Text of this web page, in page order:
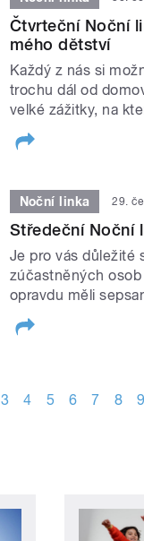
Čtvrteční Noční
mého dětství
Každý z nás si
trochu dál od
velké zážitky, na
Noční linka 29.
Středeční Noční
Je pro vás důležité
zúčastněných
opravdu měli
3 4 5 6 7 8 9